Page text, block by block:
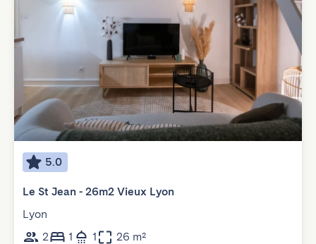
5.0
Le St Jean - 26m2 Vieux Lyon
Lyon
2
1 1 26 m²